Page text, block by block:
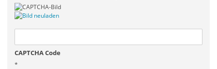
CAPTCHA Code
*